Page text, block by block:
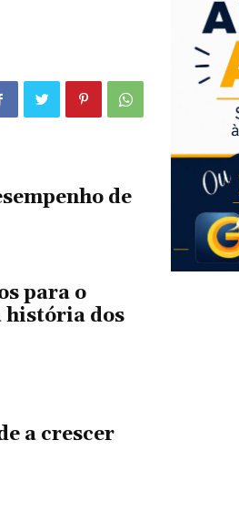
de
para o
história dos
a crescer